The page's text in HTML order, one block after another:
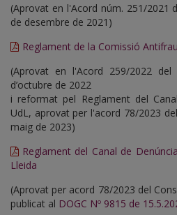
(Aprovat en l'Acord núm. 251/2021
de desembre de 2021)
Reglament de la Comissió
(Aprovat en l'Acord 259/2022
d’octubre de 2022
i reformat pel Reglament del
UdL, aprovat per l'acord 78/2023
maig de 2023)
Reglament del Canal de
Lleida
(Aprovat per acord 78/2023 del
publicat al DOGC Nº 9815 de